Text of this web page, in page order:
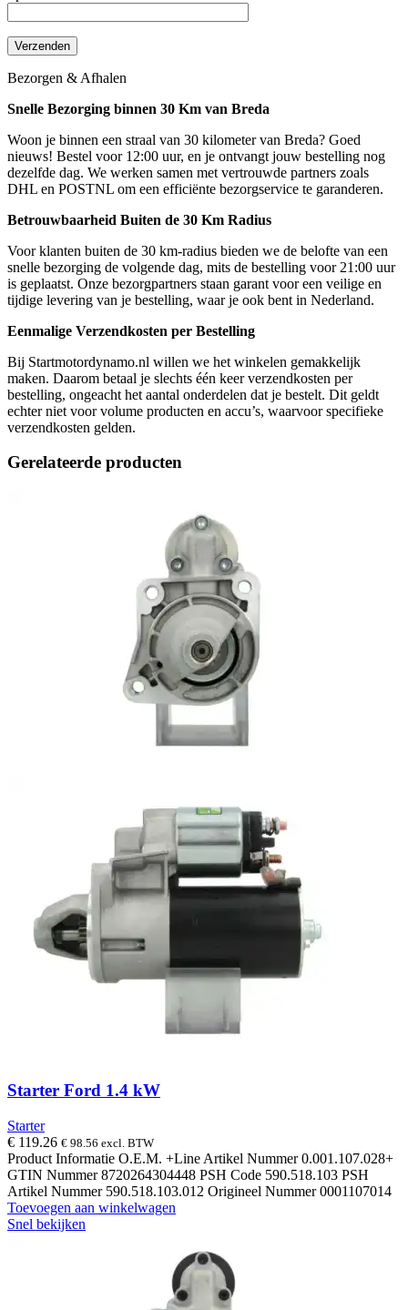
Bezorgen & Afhalen
Snelle Bezorging binnen 30 Km van Breda
Woon je binnen een straal van 30 kilometer van Breda? Goed
nieuws! Bestel voor 12:00 uur, en je ontvangt jouw bestelling nog
dezelfde dag. We werken samen met vertrouwde partners zoals
DHL en POSTNL om een efficiënte bezorgservice te garanderen.
Betrouwbaarheid Buiten de 30 Km Radius
Voor klanten buiten de 30 km-radius bieden we de belofte van een
snelle bezorging de volgende dag, mits de bestelling voor 21:00 uur
is geplaatst. Onze bezorgpartners staan garant voor een veilige en
tijdige levering van je bestelling, waar je ook bent in Nederland.
Eenmalige Verzendkosten per Bestelling
Bij Startmotordynamo.nl willen we het winkelen gemakkelijk
maken. Daarom betaal je slechts één keer verzendkosten per
bestelling, ongeacht het aantal onderdelen dat je bestelt. Dit geldt
echter niet voor volume producten en accu’s, waarvoor specifieke
verzendkosten gelden.
Gerelateerde producten
Starter Ford 1.4 kW
Starter
€ 119.26 € 98.56 excl. BTW
Product Informatie O.E.M. +Line Artikel Nummer 0.001.107.028+
GTIN Nummer 8720264304448 PSH Code 590.518.103 PSH
Artikel Nummer 590.518.103.012 Origineel Nummer 0001107014
Toevoegen aan winkelwagen
Snel bekijken